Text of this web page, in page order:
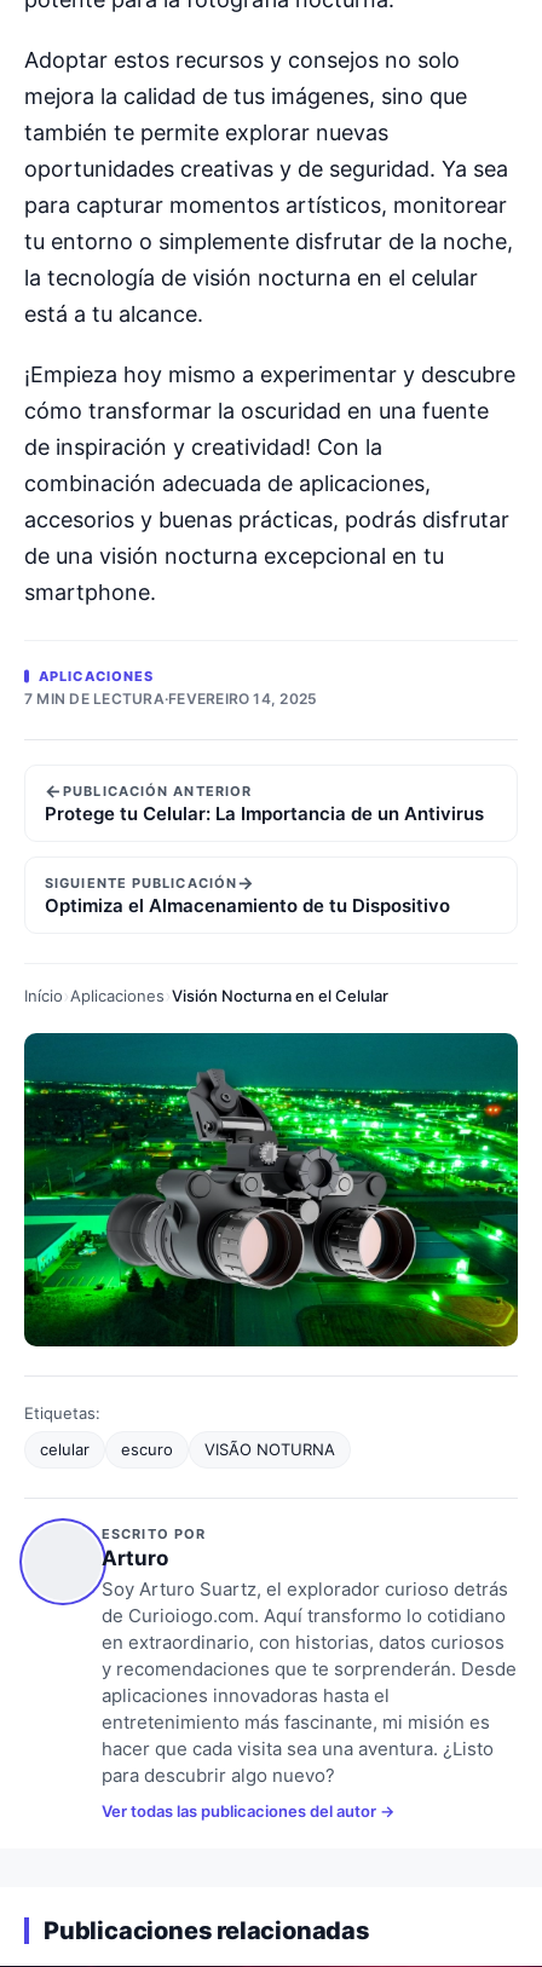
Adoptar estos recursos y consejos no solo
mejora la calidad de tus imágenes, sino que
también te permite explorar nuevas
oportunidades creativas y de seguridad. Ya sea
para capturar momentos artísticos, monitorear
tu entorno o simplemente disfrutar de la noche,
la tecnología de visión nocturna en el celular
está a tu alcance.
¡Empieza hoy mismo a experimentar y descubre
cómo transformar la oscuridad en una fuente
de inspiración y creatividad! Con la
combinación adecuada de aplicaciones,
accesorios y buenas prácticas, podrás disfrutar
de una visión nocturna excepcional en tu
smartphone.
APLICACIONES
7 MIN DE LECTURA·FEVEREIRO 14, 2025
←PUBLICACIÓN ANTERIOR
Protege tu Celular: La Importancia de un Antivirus
SIGUIENTE PUBLICACIÓN→
Optimiza el Almacenamiento de tu Dispositivo
Início Aplicaciones Visión Nocturna en el Celular
Etiquetas:
celular
escuro VISÃO NOTURNA
ESCRITO POR
Arturo
Soy Arturo Suartz, el explorador curioso detrás
de Curioiogo.com. Aquí transformo lo cotidiano
en extraordinario, con historias, datos curiosos
y recomendaciones que te sorprenderán. Desde
aplicaciones innovadoras hasta el
entretenimiento más fascinante, mi misión es
hacer que cada visita sea una aventura. ¿Listo
para descubrir algo nuevo?
Ver todas las publicaciones del autor
Publicaciones relacionadas